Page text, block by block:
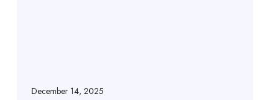
December 14, 2025